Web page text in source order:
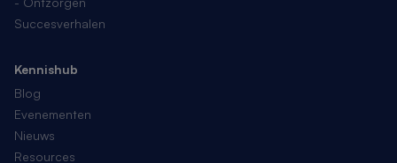
Succesverhalen
Kennishub
Blog
Evenementen
Nieuws
Resources